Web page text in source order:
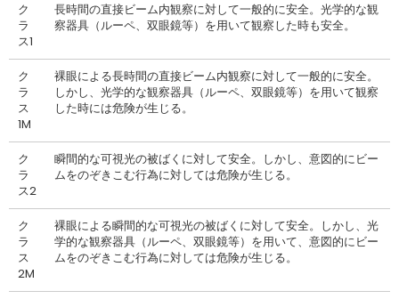
ク
ラ
ス1
長時間の直接ビーム内観察に対して一般的に安全。光学的な観
察器具（ルーペ、双眼鏡等）を用いて観察した時も安全。
ク
ラ
ス
1M
裸眼による長時間の直接ビーム内観察に対して一般的に安全。
しかし、光学的な観察器具（ルーペ、双眼鏡等）を用いて観察
した時には危険が生じる。
ク
ラ
ス2
瞬間的な可視光の被ばくに対して安全。しかし、意図的にビー
ムをのぞきこむ行為に対しては危険が生じる。
ク
ラ
ス
2M
裸眼による瞬間的な可視光の被ばくに対して安全。しかし、光
学的な観察器具（ルーペ、双眼鏡等）を用いて、意図的にビー
ムをのぞきこむ行為に対しては危険が生じる。